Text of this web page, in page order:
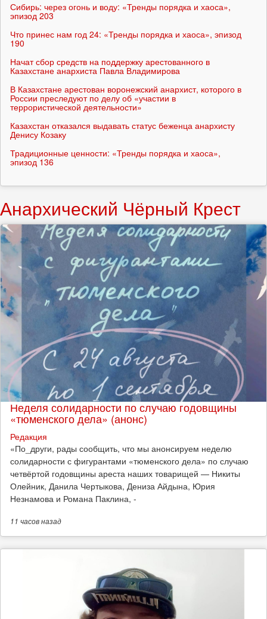
Сибирь: через огонь и воду: «Тренды порядка и хаоса»,
эпизод 203
Что принес нам год 24: «Тренды порядка и хаоса», эпизод
190
Начат сбор средств на поддержку арестованного в
Казахстане анархиста Павла Владимирова
В Казахстане арестован воронежский анархист, которого в
России преследуют по делу об «участии в
террористической деятельности»
Казахстан отказался выдавать статус беженца анархисту
Денису Козаку
Традиционные ценности: «Тренды порядка и хаоса»,
эпизод 136
Анархический Чёрный Крест
Неделя солидарности по случаю годовщины
«тюменского дела» (анонс)
Редакция
​«По_други, рады сообщить, что мы анонсируем неделю
солидарности с фигурантами «тюменского дела» по случаю
четвёртой годовщины ареста наших товарищей — Никиты
Олейник, Данила Чертыкова, Дениза Айдына, Юрия
Незнамова и Романа Паклина, -
11 часовназад